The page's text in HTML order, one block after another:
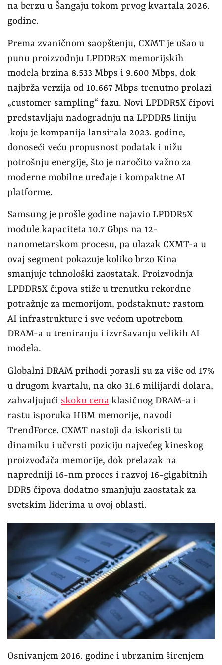
na berzu u Šangaju tokom prvog kvartala 2026.
godine.
Prema zvaničnom saopštenju, CXMT je ušao u
punu proizvodnju LPDDR5X memorijskih
modela brzina 8.533 Mbps i 9.600 Mbps, dok
najbrža verzija od 10.667 Mbps trenutno prolazi
„customer sampling“ fazu. Novi LPDDR5X čipovi
predstavljaju nadogradnju na LPDDR5 liniju
koju je kompanija lansirala 2023. godine,
donoseći veću propusnost podatak i nižu
potrošnju energije, što je naročito važno za
moderne mobilne uređaje i kompaktne AI
platforme.
Samsung je prošle godine najavio LPDDR5X
module kapaciteta 10.7 Gbps na 12-
nanometarskom procesu, pa ulazak CXMT-a u
ovaj segment pokazuje koliko brzo Kina
smanjuje tehnološki zaostatak. Proizvodnja
LPDDR5X čipova stiže u trenutku rekordne
potražnje za memorijom, podstaknute rastom
AI infrastrukture i sve većom upotrebom
DRAM-a u treniranju i izvršavanju velikih AI
modela.
Globalni DRAM prihodi porasli su za više od 17%
u drugom kvartalu, na oko 31.6 milijardi dolara,
zahvaljujući skoku cena klasičnog DRAM-a i
rastu isporuka HBM memorije, navodi
TrendForce. CXMT nastoji da iskoristi tu
dinamiku i učvrsti poziciju najvećeg kineskog
proizvođača memorije, dok prelazak na
napredniji 16-nm proces i razvoj 16-gigabitnih
DDR5 čipova dodatno smanjuju zaostatak za
svetskim liderima u ovoj oblasti.
Osnivanjem 2016. godine i ubrzanim širenjem